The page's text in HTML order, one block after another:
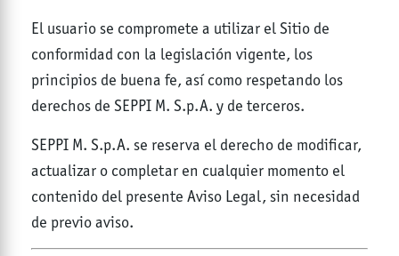
El usuario se compromete a utilizar el Sitio de
conformidad con la legislación vigente, los
principios de buena fe, así como respetando los
derechos de SEPPI M. S.p.A. y de terceros.
SEPPI M. S.p.A. se reserva el derecho de modificar,
actualizar o completar en cualquier momento el
contenido del presente Aviso Legal, sin necesidad
de previo aviso.